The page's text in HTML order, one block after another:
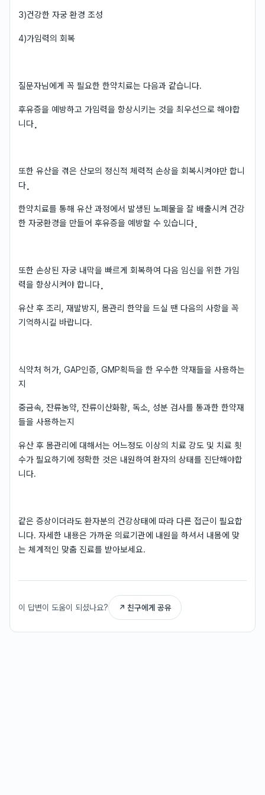
3)건강한 자궁 환경 조성
4)가임력의 회복
질문자님에게 꼭 필요한 한약치료는 다음과 같습니다.
후유증을 예방하고 가임력을 향상시키는 것을 최우선으로 해야합
니다⡀
또한 유산을 겪은 산모의 정신적 체력적 손상을 회복시켜야만 합니
다⡀
한약치료를 통해 유산 과정에서 발생된 노폐물을 잘 배출시켜 건강
한 자궁환경을 만들어 후유증을 예방할 수 있습니다⡀
또한 손상된 자궁 내막을 빠르게 회복하여 다음 임신을 위한 가임
력을 향상시켜야 합니다⡀
유산 후 조리, 재발방지, 몸관리 한약을 드실 땐 다음의 사항을 꼭
기억하시길 바랍니다.
식약처 허가, GAP인증, GMP획득을 한 우수한 약재들을 사용하는
지
중금속, 잔류농약, 잔류이산화황, 독소, 성분 검사를 통과한 한약재
들을 사용하는지
유산 후 몸관리에 대해서는 어느정도 이상의 치료 강도 및 치료 횟
수가 필요하기에 정확한 것은 내원하여 환자의 상태를 진단해야합
니다.
같은 증상이더라도 환자분의 건강상태에 따라 다른 접근이 필요합
니다. 자세한 내용은 가까운 의료기관에 내원을 하셔서 내몸에 맞
는 체계적인 맞춤 진료를 받아보세요.
이 답변이 도움이 되셨나요? ↗ 친구에게 공유